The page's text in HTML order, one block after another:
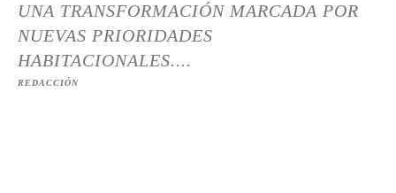
UNA TRANSFORMACIÓN MARCADA POR
NUEVAS PRIORIDADES
HABITACIONALES....
REDACCIÓN